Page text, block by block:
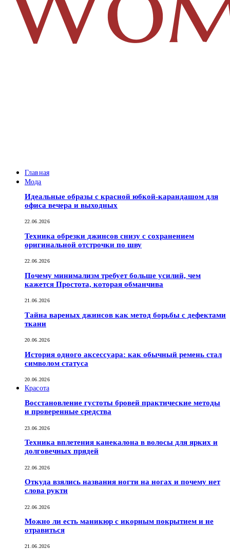
Главная
Мода
Идеальные образы с красной юбкой-карандашом для
офиса вечера и выходных
22.06.2026
Техника обрезки джинсов снизу с сохранением
оригинальной отстрочки по шву
22.06.2026
Почему минимализм требует больше усилий, чем
кажется Простота, которая обманчива
21.06.2026
Тайна вареных джинсов как метод борьбы с дефектами
ткани
20.06.2026
История одного аксессуара: как обычный ремень стал
символом статуса
20.06.2026
Красота
Восстановление густоты бровей практические методы
и проверенные средства
23.06.2026
Техника вплетения канекалона в волосы для ярких и
долговечных прядей
22.06.2026
Откуда взялись названия ногти на ногах и почему нет
слова рукти
22.06.2026
Можно ли есть маникюр с икорным покрытием и не
отравиться
21.06.2026